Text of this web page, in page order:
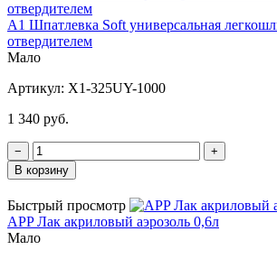
A1 Шпатлевка Soft универсальная
отвердителем
Мало
Артикул: X1-325UY-1000
1 340 руб.
−
+
В корзину
Быстрый просмотр
APP Лак акриловый аэрозоль 0,6л
Мало